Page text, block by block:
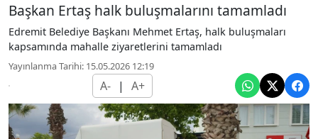
Başkan Ertaş halk buluşmalarını tamamladı
Edremit Belediye Başkanı Mehmet Ertaş, halk buluşmaları
kapsamında mahalle ziyaretlerini tamamladı
Yayınlanma Tarihi: 15.05.2026 12:19
A- | A+